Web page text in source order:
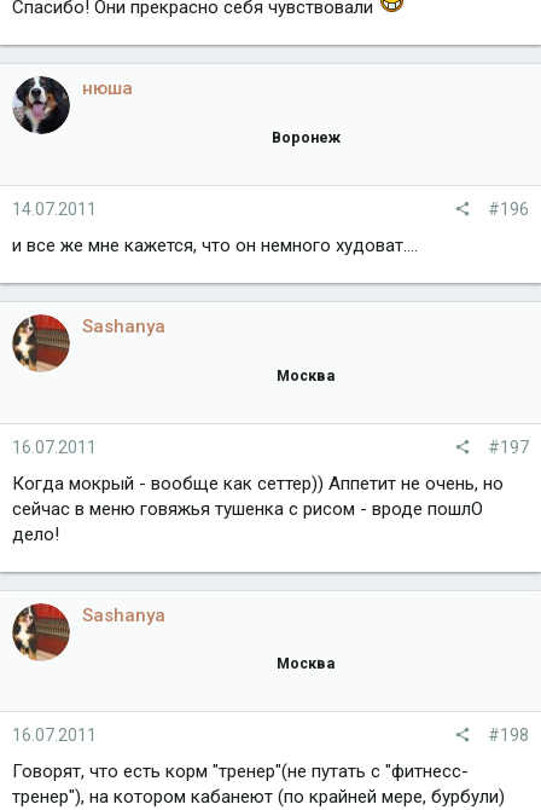
Спасибо! Они прекрасно себя чувствовали
нюша
Воронеж
14.07.2011 #196
и все же мне кажется, что он немного худоват....
Sashanya
Москва
16.07.2011 #197
Когда мокрый - вообще как сеттер)) Аппетит не очень, но
сейчас в меню говяжья тушенка с рисом - вроде пошлО
дело!
Sashanya
Москва
16.07.2011 #198
Говорят, что есть корм "тренер"(не путать с "фитнесс-
тренер"), на котором кабанеют (по крайней мере, бурбули)